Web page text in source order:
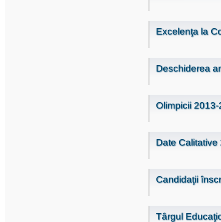
Excelenţa la
Deschiderea
Olimpicii 2013-
Date Calitative
Candidaţii
Târgul